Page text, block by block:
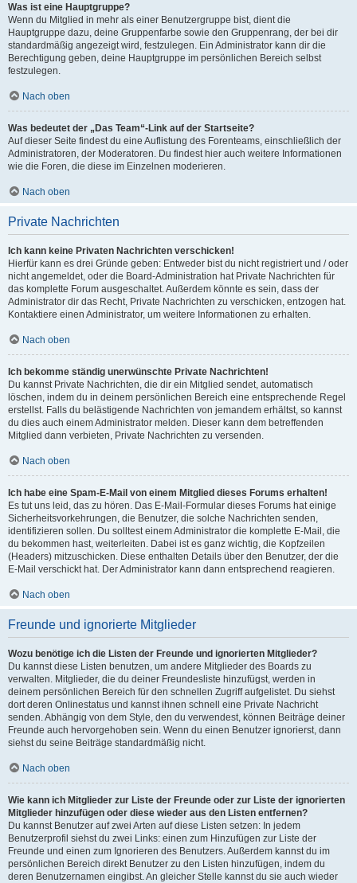
Was ist eine Hauptgruppe?
Wenn du Mitglied in mehr als einer Benutzergruppe bist, dient die
Hauptgruppe dazu, deine Gruppenfarbe sowie den Gruppenrang, der bei dir
standardmäßig angezeigt wird, festzulegen. Ein Administrator kann dir die
Berechtigung geben, deine Hauptgruppe im persönlichen Bereich selbst
festzulegen.
Nach oben
Was bedeutet der „Das Team“-Link auf der Startseite?
Auf dieser Seite findest du eine Auflistung des Forenteams, einschließlich der
Administratoren, der Moderatoren. Du findest hier auch weitere Informationen
wie die Foren, die diese im Einzelnen moderieren.
Nach oben
Private Nachrichten
Ich kann keine Privaten Nachrichten verschicken!
Hierfür kann es drei Gründe geben: Entweder bist du nicht registriert und / oder
nicht angemeldet, oder die Board-Administration hat Private Nachrichten für
das komplette Forum ausgeschaltet. Außerdem könnte es sein, dass der
Administrator dir das Recht, Private Nachrichten zu verschicken, entzogen hat.
Kontaktiere einen Administrator, um weitere Informationen zu erhalten.
Nach oben
Ich bekomme ständig unerwünschte Private Nachrichten!
Du kannst Private Nachrichten, die dir ein Mitglied sendet, automatisch
löschen, indem du in deinem persönlichen Bereich eine entsprechende Regel
erstellst. Falls du belästigende Nachrichten von jemandem erhältst, so kannst
du dies auch einem Administrator melden. Dieser kann dem betreffenden
Mitglied dann verbieten, Private Nachrichten zu versenden.
Nach oben
Ich habe eine Spam-E-Mail von einem Mitglied dieses Forums erhalten!
Es tut uns leid, das zu hören. Das E-Mail-Formular dieses Forums hat einige
Sicherheitsvorkehrungen, die Benutzer, die solche Nachrichten senden,
identifizieren sollen. Du solltest einem Administrator die komplette E-Mail, die
du bekommen hast, weiterleiten. Dabei ist es ganz wichtig, die Kopfzeilen
(Headers) mitzuschicken. Diese enthalten Details über den Benutzer, der die
E-Mail verschickt hat. Der Administrator kann dann entsprechend reagieren.
Nach oben
Freunde und ignorierte Mitglieder
Wozu benötige ich die Listen der Freunde und ignorierten Mitglieder?
Du kannst diese Listen benutzen, um andere Mitglieder des Boards zu
verwalten. Mitglieder, die du deiner Freundesliste hinzufügst, werden in
deinem persönlichen Bereich für den schnellen Zugriff aufgelistet. Du siehst
dort deren Onlinestatus und kannst ihnen schnell eine Private Nachricht
senden. Abhängig von dem Style, den du verwendest, können Beiträge deiner
Freunde auch hervorgehoben sein. Wenn du einen Benutzer ignorierst, dann
siehst du seine Beiträge standardmäßig nicht.
Nach oben
Wie kann ich Mitglieder zur Liste der Freunde oder zur Liste der ignorierten
Mitglieder hinzufügen oder diese wieder aus den Listen entfernen?
Du kannst Benutzer auf zwei Arten auf diese Listen setzen: In jedem
Benutzerprofil siehst du zwei Links: einen zum Hinzufügen zur Liste der
Freunde und einen zum Ignorieren des Benutzers. Außerdem kannst du im
persönlichen Bereich direkt Benutzer zu den Listen hinzufügen, indem du
deren Benutzernamen eingibst. An gleicher Stelle kannst du sie auch wieder